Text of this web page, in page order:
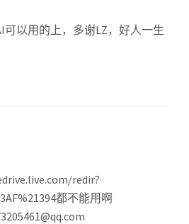
可以用的上，多谢LZ，好人一生
redir?
都不能用啊